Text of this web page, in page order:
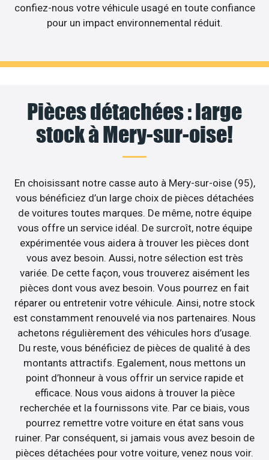
confiez-nous votre véhicule usagé en toute confiance
pour un impact environnemental réduit.
Pièces détachées : large
stock à Mery-sur-oise!
En choisissant notre casse auto à Mery-sur-oise (95),
vous bénéficiez d’un large choix de pièces détachées
de voitures toutes marques. De même, notre équipe
vous offre un service idéal. De surcroît, notre équipe
expérimentée vous aidera à trouver les pièces dont
vous avez besoin. Aussi, notre sélection est très
variée. De cette façon, vous trouverez aisément les
pièces dont vous avez besoin. Vous pourrez en fait
réparer ou entretenir votre véhicule. Ainsi, notre stock
est constamment renouvelé via nos partenaires. Nous
achetons régulièrement des véhicules hors d’usage.
Du reste, vous bénéficiez de pièces de qualité à des
montants attractifs. Egalement, nous mettons un
point d’honneur à vous offrir un service rapide et
efficace. Nous vous aidons à trouver la pièce
recherchée et la fournissons vite. Par ce biais, vous
pourrez remettre votre voiture en état sans vous
ruiner. Par conséquent, si jamais vous avez besoin de
pièces détachées pour votre voiture, venez nous voir.